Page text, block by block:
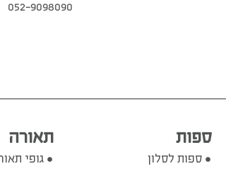
052-9098090
ספות
ספות לסלון
תאורה
גופי